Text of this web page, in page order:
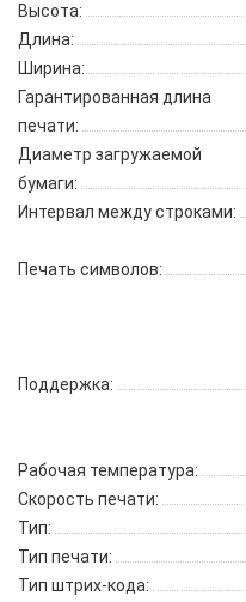
Высота:
Длина:
Ширина:
Гарантированная длина
печати:
Диаметр загружаемой
бумаги:
Интервал между строками:
Печать символов:
Поддержка:
Рабочая температура:
Скорость печати:
Тип:
Тип печати:
Тип штрих-кода: